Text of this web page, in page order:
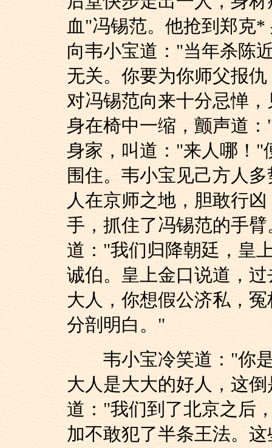
血"冯锡范。他抢到郑克
向韦小宝道："当年杀陈
无关。你要为你师父报
对冯锡范向来十分忌惮
身在椅中一缩，颤声道
身家，叫道："来人哪！"
围住。韦小宝见己方人
人在京师之地，胆敢行
手，抓住了冯锡范的手
道："我们归降朝廷，皇
诚伯。皇上金口说道，
大人，你想假公济私，
分剖明白。"
韦小宝冷笑道："你是
大人是大大的好人，这
道："我们到了北京之后
加不敢犯了半条王法。